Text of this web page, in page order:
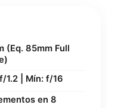
(Eq. 85mm Full
1.2 | Mín: f/16
en 8